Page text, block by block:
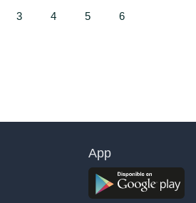
3 4 5 6
App